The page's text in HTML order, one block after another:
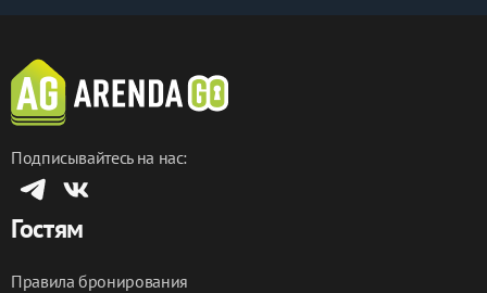
Подписывайтесь на нас:
Гостям
Правила бронирования